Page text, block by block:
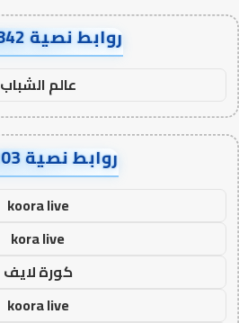
روابط نصية AA86842
عالم الشباب
روابط نصية AA4203
koora live
kora live
كورة لايف
koora live